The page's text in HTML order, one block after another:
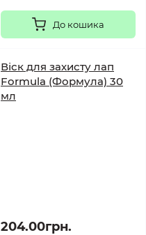
До кошика
Віск для захисту лап
Formula (Формула) 30
мл
204.00грн.